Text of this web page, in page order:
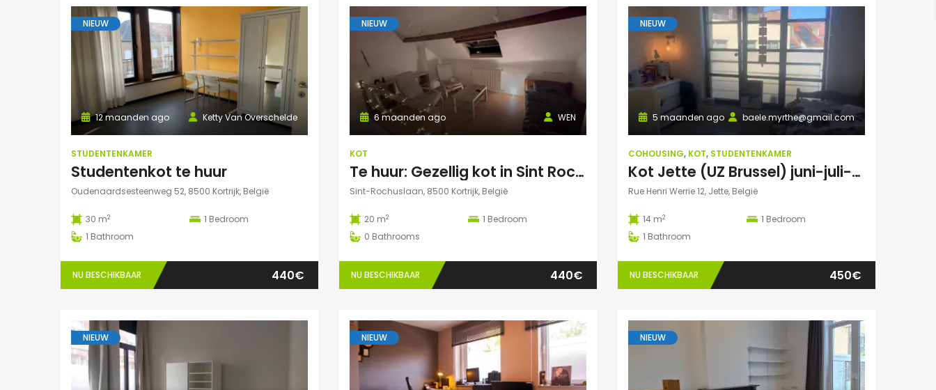
NIEUW
Ketty Van Overschelde
12 maanden ago
STUDENTENKAMER
Studentenkot te huur
Oudenaardsesteenweg 52, 8500 Kortrijk, België
30 m2 1 Bedroom
1 Bathroom
NU BESCHIKBAAR 440€
NIEUW
WEN
6 maanden ago
KOT
Te huur: Gezellig kot in Sint Rochuslaan – Kortrijk
Sint-Rochuslaan, 8500 Kortrijk, België
20 m2 1 Bedroom
0 Bathrooms
NU BESCHIKBAAR 440€
NIEUW
baele.myrthe@gmail.com
5 maanden ago
COHOUSING, KOT, STUDENTENKAMER
Kot Jette (UZ Brussel) juni-juli-aug-sept 2026
Rue Henri Werrie 12, Jette, België
14 m2 1 Bedroom
1 Bathroom
NU BESCHIKBAAR 450€
NIEUW NIEUW NIEUW